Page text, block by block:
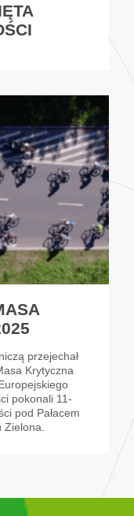
przejechał
Krytyczna
pokonali 11-
pod Pałacem
Zielona.